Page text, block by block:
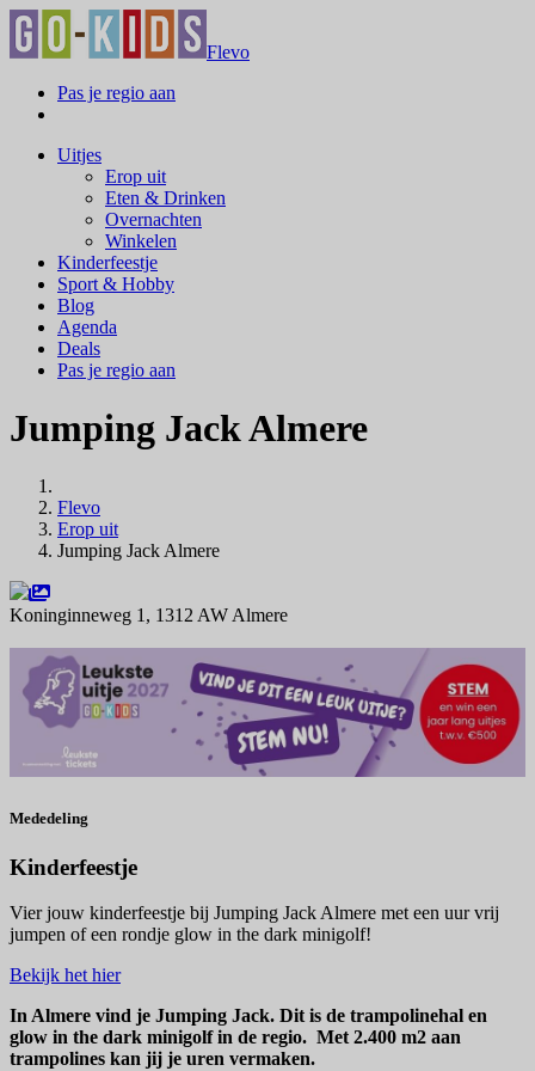
Flevo
Pas je regio aan
Uitjes
Erop uit
Eten & Drinken
Overnachten
Winkelen
Kinderfeestje
Sport & Hobby
Blog
Agenda
Deals
Pas je regio aan
Jumping Jack Almere
Flevo
Erop uit
Jumping Jack Almere
Koninginneweg 1, 1312 AW Almere
Mededeling
Kinderfeestje
Vier jouw kinderfeestje bij Jumping Jack Almere met een uur vrij
jumpen of een rondje glow in the dark minigolf!
Bekijk het hier
In Almere vind je Jumping Jack. Dit is de trampolinehal en
glow in the dark minigolf in de regio. Met 2.400 m2 aan
trampolines kan jij je uren vermaken.